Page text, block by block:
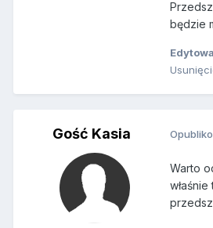
będzie
Gość Kasia
Warto